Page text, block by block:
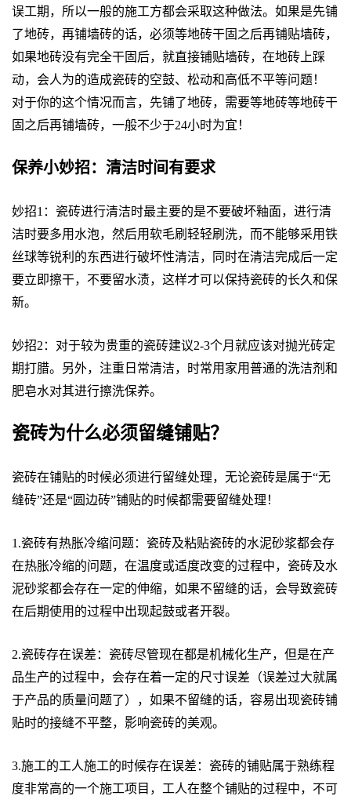
误工期，所以一般的施工方都会采取这种做法。如果是先铺
了地砖，再铺墙砖的话，必须等地砖干固之后再铺贴墙砖，
如果地砖没有完全干固后，就直接铺贴墙砖，在地砖上踩
动，会人为的造成瓷砖的空鼓、松动和高低不平等问题！
对于你的这个情况而言，先铺了地砖，需要等地砖等地砖干
固之后再铺墙砖，一般不少于24小时为宜！
保养小妙招：清洁时间有要求
妙招1：瓷砖进行清洁时最主要的是不要破坏釉面，进行清
洁时要多用水泡，然后用软毛刷轻轻刷洗，而不能够采用铁
丝球等锐利的东西进行破坏性清洁，同时在清洁完成后一定
要立即擦干，不要留水渍，这样才可以保持瓷砖的长久和保
新。
妙招2：对于较为贵重的瓷砖建议2-3个月就应该对抛光砖定
期打腊。另外，注重日常清洁，时常用家用普通的洗洁剂和
肥皂水对其进行擦洗保养。
瓷砖为什么必须留缝铺贴？
瓷砖在铺贴的时候必须进行留缝处理，无论瓷砖是属于“无
缝砖”还是“圆边砖”铺贴的时候都需要留缝处理！
1.瓷砖有热胀冷缩问题：瓷砖及粘贴瓷砖的水泥砂浆都会存
在热胀冷缩的问题，在温度或适度改变的过程中，瓷砖及水
泥砂浆都会存在一定的伸缩，如果不留缝的话，会导致瓷砖
在后期使用的过程中出现起鼓或者开裂。
2.瓷砖存在误差：瓷砖尽管现在都是机械化生产，但是在产
品生产的过程中，会存在着一定的尺寸误差（误差过大就属
于产品的质量问题了），如果不留缝的话，容易出现瓷砖铺
贴时的接缝不平整，影响瓷砖的美观。
3.施工的工人施工的时候存在误差：瓷砖的铺贴属于熟练程
度非常高的一个施工项目，工人在整个铺贴的过程中，不可